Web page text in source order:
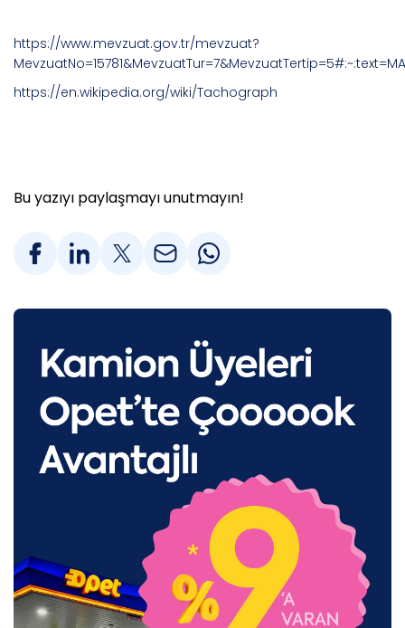
https://www.mevzuat.gov.tr/mevzuat?
https://en.wikipedia.org/wiki/Tachograph
Bu yazıyı paylaşmayı unutmayın!